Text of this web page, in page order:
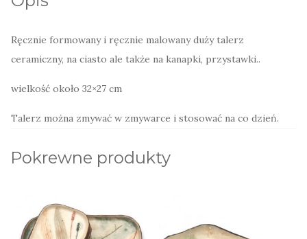
stylu
Ręcznie formowany i ręcznie malowany duży talerz
ceramiczny, na ciasto ale także na kanapki, przystawki..
wielkość około 32×27 cm
Talerz można zmywać w zmywarce i stosować na co dzień.
Pokrewne produkty